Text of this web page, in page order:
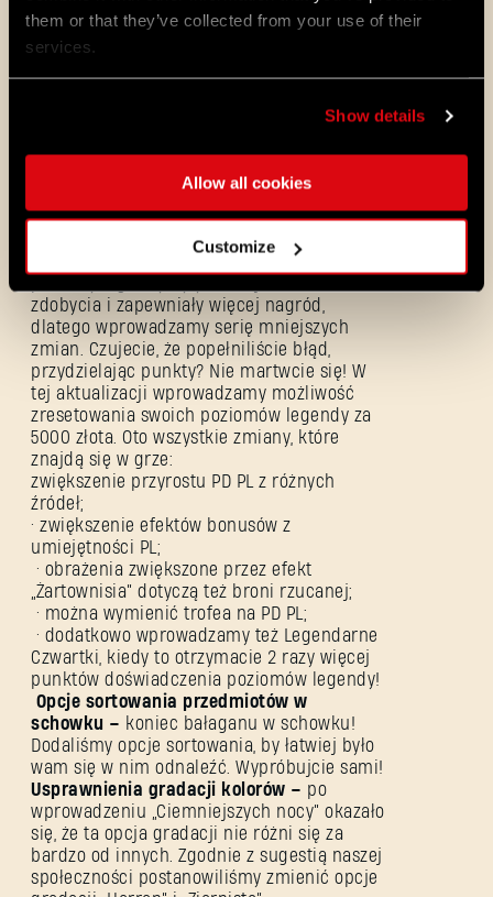
them or that they’ve collected from your use of their
services.
Show details
Allow all cookies
Customize
wyjątkowo.
Stroje gońca i przywódcy gildii gońców –
postapokaliptycznym świecie pełnym
trudy poprzez nowe stroje! Kończąc
pierwsze zadanie dla gońców, otrzymacie
podstawowy strój gońca. Jednak po
wykonaniu całej serii zadań zdobędziecie
strój przywódcy gildii gońców!
chcemy, by
zdobycia i zapewniały więcej nagród,
dlatego wprowadzamy serię mniejszych
zmian. Czujecie, że popełniliście błąd,
przydzielając punkty? Nie martwcie się! W
tej aktualizacji wprowadzamy możliwość
zresetowania swoich poziomów legendy za
5000 złota. Oto wszystkie zmiany, które
znajdą się w grze:
zwiększenie przyrostu PD PL z różnych
źródeł;
• zwiększenie efektów bonusów z
umiejętności PL;
• obrażenia zwiększone przez efekt
„Żartownisia” dotyczą też broni rzucanej;
• można wymienić trofea na PD PL;
• dodatkowo wprowadzamy też Legendarne
Czwartki, kiedy to otrzymacie 2 razy więcej
punktów doświadczenia poziomów legendy!
Opcje sortowania przedmiotów w
schowku – koniec bałaganu w schowku!
Dodaliśmy opcje sortowania, by łatwiej było
wam się w nim odnaleźć. Wypróbujcie sami!
Usprawnienia gradacji kolorów – po
wprowadzeniu „Ciemniejszych nocy” okazało
się, że ta opcja gradacji nie różni się za
bardzo od innych. Zgodnie z sugestią naszej
społeczności postanowiliśmy zmienić opcje
Nie pamiętasz hasła?
SUBMIT
Pierwszy raz na Dying Light Outpost?Utwórz konto